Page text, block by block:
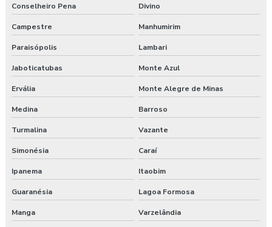
Treinamento online nr 35 Segurança Trabalho em Altura
Treinamento saúde e segurança do trabalho
Treinamento segurança do trabalho
Treinamento de segurança do trabalho na construção civil
Conselheiro Pena Divino
Campestre Manhumirim
Paraisópolis Lambari
Jaboticatubas Monte Azul
Ervália Monte Alegre de Minas
Medina Barroso
Turmalina Vazante
Simonésia Caraí
Ipanema Itaobim
Guaranésia Lagoa Formosa
Manga Varzelândia